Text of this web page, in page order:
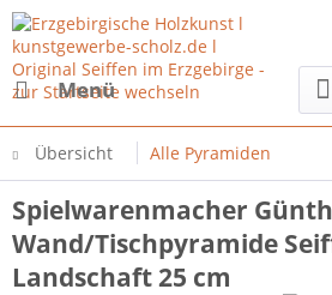
Menü
Übersicht Alle Pyramiden
Spielwarenmacher
Wand/Tischpyramide
Landschaft 25 cm